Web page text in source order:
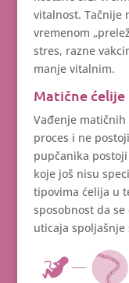
vitalnost. Tačnije
vremenom
stres, razne
manje vitalnim.
Matične ćelije
Vađenje
proces i ne
pupčanika
koje još nisu
tipovima ćelija u
sposobnost da
uticaja spoljašnje